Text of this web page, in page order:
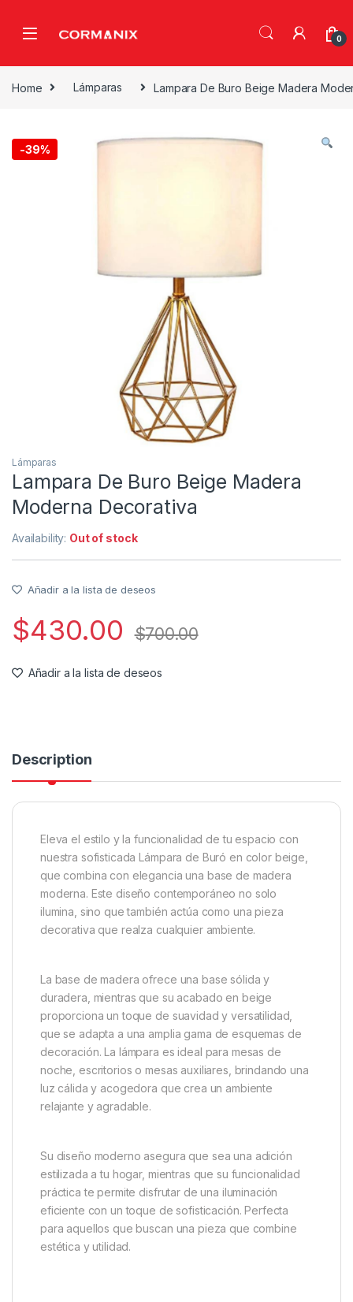
0
Home Lámparas Lampara De Buro Beige Madera
-39%
Lámparas
Lampara De Buro Beige Madera
Moderna Decorativa
Availability: Out of stock
Añadir a la lista de deseos
$430.00 $700.00
Añadir a la lista de deseos
Description
Eleva el estilo y la funcionalidad de tu espacio con
nuestra sofisticada Lámpara de Buró en color beige,
que combina con elegancia una base de madera
moderna. Este diseño contemporáneo no solo
ilumina, sino que también actúa como una pieza
decorativa que realza cualquier ambiente.
La base de madera ofrece una base sólida y
duradera, mientras que su acabado en beige
proporciona un toque de suavidad y versatilidad,
que se adapta a una amplia gama de esquemas de
decoración. La lámpara es ideal para mesas de
noche, escritorios o mesas auxiliares, brindando una
luz cálida y acogedora que crea un ambiente
relajante y agradable.
Su diseño moderno asegura que sea una adición
estilizada a tu hogar, mientras que su funcionalidad
práctica te permite disfrutar de una iluminación
eficiente con un toque de sofisticación. Perfecta
para aquellos que buscan una pieza que combine
estética y utilidad.